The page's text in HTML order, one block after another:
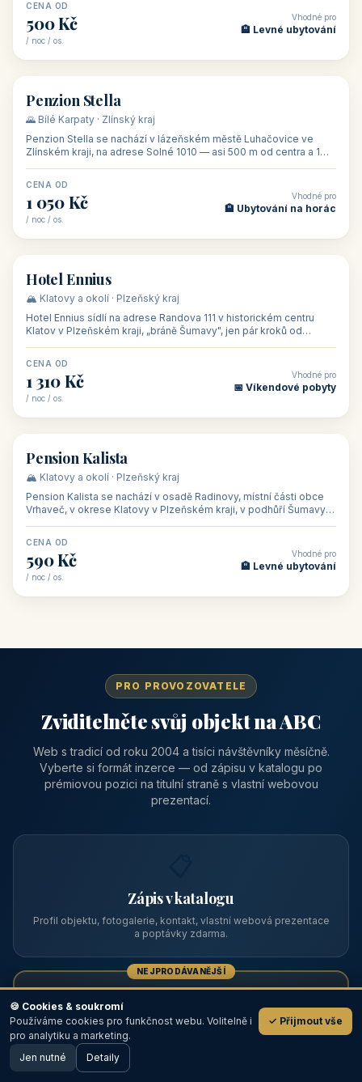
CENA OD
500 Kč
/ noc / os.
Vhodné pro
🏨 Levné ubytování
🏡 penzion
Penzion Stella
🌄 Bílé Karpaty · Zlínský kraj
Penzion Stella se nachází v lázeňském městě Luhačovice ve
Zlínském kraji, na adrese Solné 1010 — asi 500 m od centra a 1
CENA OD
1 050 Kč
/ noc / os.
Vhodné pro
🏨 Ubytování na horác
🏨 hotel
Hotel Ennius
🏔️ Klatovy a okolí · Plzeňský kraj
Hotel Ennius sídlí na adrese Randova 111 v historickém centru
Klatov v Plzeňském kraji, „bráně Šumavy", jen pár kroků od
CENA OD
1 310 Kč
/ noc / os.
Vhodné pro
📅 Víkendové pobyty
🏡 penzion
Pension Kalista
🏔️ Klatovy a okolí · Plzeňský kraj
Pension Kalista se nachází v osadě Radinovy, místní části obce
Vrhaveč, v okrese Klatovy v Plzeňském kraji, v podhůří Šumavy
CENA OD
590 Kč
/ noc / os.
Vhodné pro
🏨 Levné ubytování
PRO PROVOZOVATELE
Zviditelněte svůj objekt na ABC
Web s tradicí od roku 2004 a tisíci návštěvníky měsíčně.
Vyberte si formát inzerce — od zápisu v katalogu po
prémiovou pozici na titulní straně s vlastní webovou
prezentací.
Zápis v katalogu
Profil objektu, fotogalerie, kontakt, vlastní webová prezentace
a poptávky zdarma.
NEJPRODÁVANĚJŠÍ
Prémiový partner
TOP pozice na titulce, přednost ve výpisech, zlatý odznak a
💬
🖥️ Desktop verze
🍪 Cookies & soukromí
Používáme cookies pro funkčnost webu. Volitelně i
pro analytiku a marketing.
✓ Přijmout vše
Jen nutné Detaily